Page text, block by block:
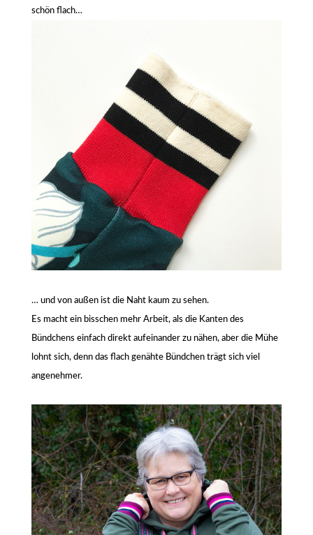
schön flach…
… und von außen ist die Naht kaum zu sehen.
Es macht ein bisschen mehr Arbeit, als die Kanten des
Bündchens einfach direkt aufeinander zu nähen, aber die Mühe
lohnt sich, denn das flach genähte Bündchen trägt sich viel
angenehmer.